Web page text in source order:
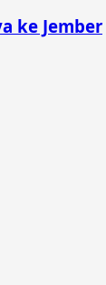
ke Jember